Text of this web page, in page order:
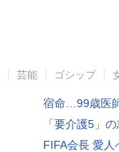
芸能 ゴシップ
宿命…99歳医
「要介護5」
FIFA会長 愛